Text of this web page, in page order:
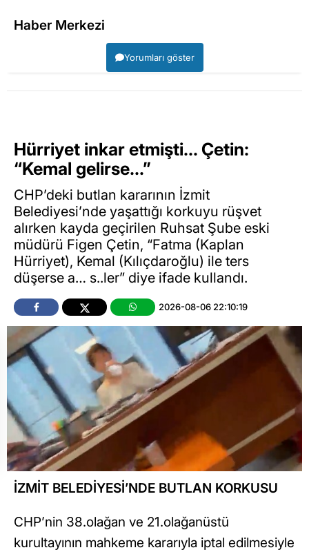
Haber Merkezi
Yorumları göster
Hürriyet inkar etmişti… Çetin:
“Kemal gelirse…”
CHP’deki butlan kararının İzmit
Belediyesi’nde yaşattığı korkuyu rüşvet
alırken kayda geçirilen Ruhsat Şube eski
müdürü Figen Çetin, “Fatma (Kaplan
Hürriyet), Kemal (Kılıçdaroğlu) ile ters
düşerse a… s..ler” diye ifade kullandı.
2026-08-06 22:10:19
İZMİT BELEDİYESİ’NDE BUTLAN KORKUSU
CHP’nin 38.olağan ve 21.olağanüstü
kurultayının mahkeme kararıyla iptal edilmesiyle